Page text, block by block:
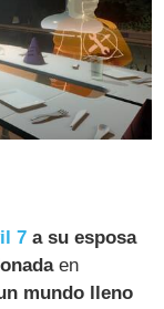
7 a su esposa
en
mundo lleno